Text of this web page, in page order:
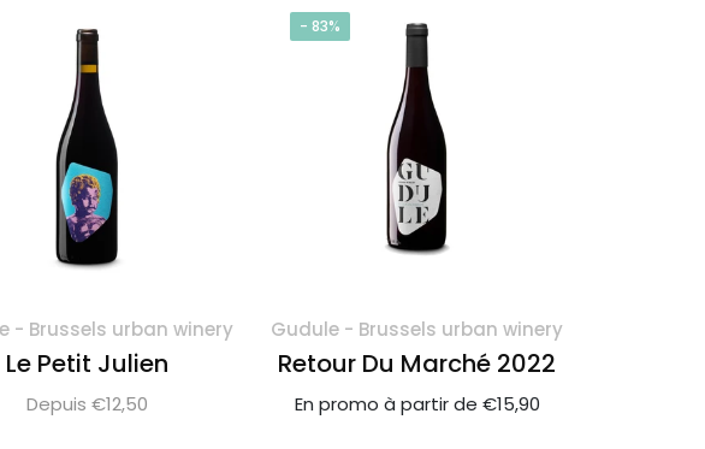
- Brussels urban winery
Le Petit Julien
Depuis €12,50
- 83%
Gudule - Brussels urban winery
Retour Du Marché 2022
En promo à partir de €15,90